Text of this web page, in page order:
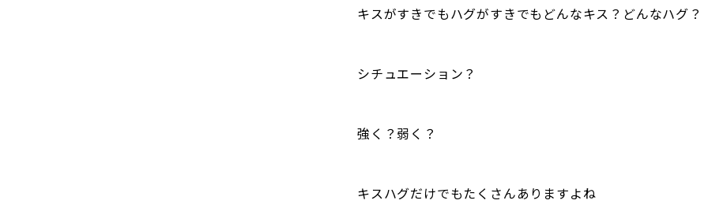
キスがすきでもハグがすきでもどんなキス？どんなハグ？
シチュエーション？
強く？弱く？
キスハグだけでもたくさんありますよね